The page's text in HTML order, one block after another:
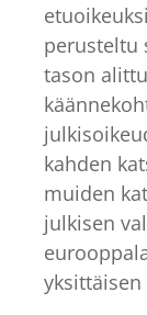
perusteltu
tason
kahden
muiden
julkisen